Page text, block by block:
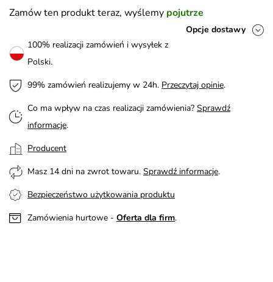
Zamów ten produkt teraz, wyślemy pojutrze
Opcje dostawy
100% realizacji zamówień i wysyłek z
Polski.
99% zamówień realizujemy w 24h. Przeczytaj opinie.
Co ma wpływ na czas realizacji zamówienia? Sprawdź
informacje.
Producent
Masz 14 dni na zwrot towaru. Sprawdź informacje.
Bezpieczeństwo użytkowania produktu
Zamówienia hurtowe - Oferta dla firm.